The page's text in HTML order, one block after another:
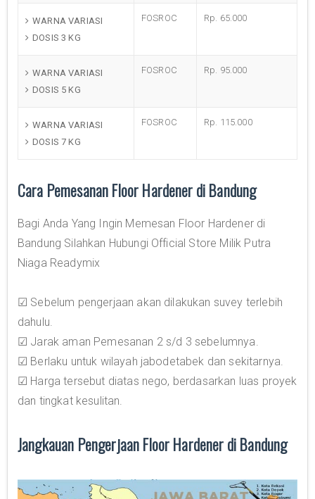
WARNA VARIASI
DOSIS 3 KG
FOSROC Rp. 65.000
WARNA VARIASI
DOSIS 5 KG
FOSROC Rp. 95.000
WARNA VARIASI
DOSIS 7 KG
FOSROC Rp. 115.000
Cara Pemesanan Floor Hardener di Bandung
Bagi Anda Yang Ingin Memesan Floor Hardener di
Bandung Silahkan Hubungi Official Store Milik Putra
Niaga Readymix
☑ Sebelum pengerjaan akan dilakukan suvey terlebih
dahulu.
☑ Jarak aman Pemesanan 2 s/d 3 sebelumnya.
☑ Berlaku untuk wilayah jabodetabek dan sekitarnya.
☑ Harga tersebut diatas nego, berdasarkan luas proyek
dan tingkat kesulitan.
Jangkauan Pengerjaan Floor Hardener di Bandung